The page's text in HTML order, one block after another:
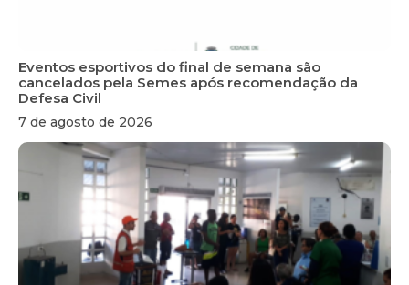
Eventos esportivos do final de semana são
cancelados pela Semes após recomendação da
Defesa Civil
7 de agosto de 2026